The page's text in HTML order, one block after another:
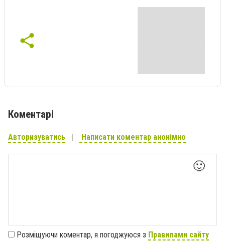
Коментарі
Авторизуватись Написати коментар анонімно
🙂
Розміщуючи коментар, я погоджуюся з Правилами сайту